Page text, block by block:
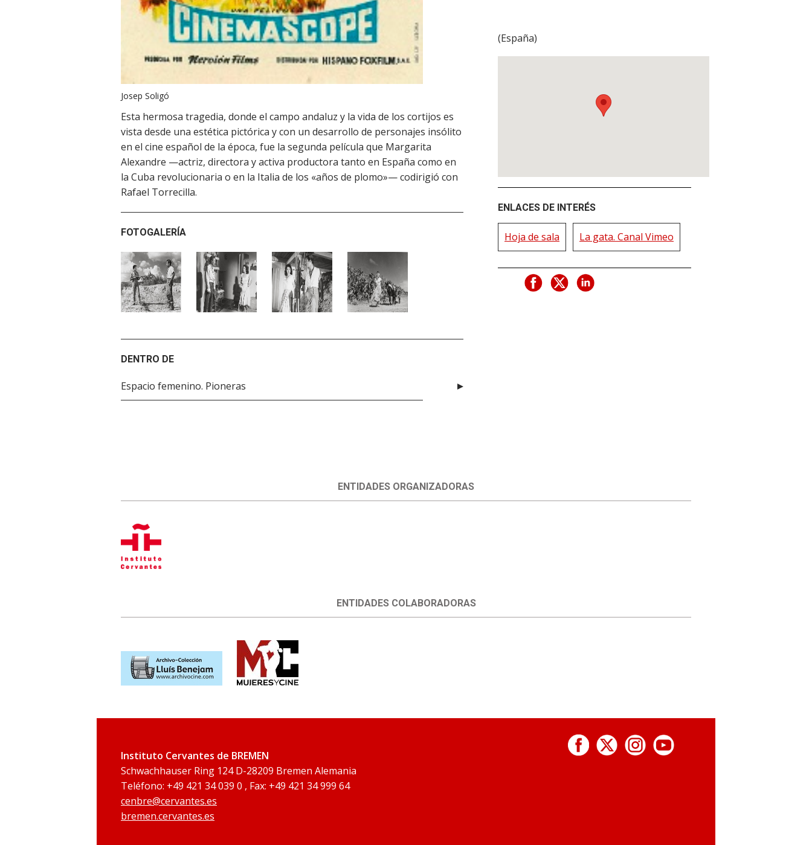
Josep Soligó
Esta hermosa tragedia, donde el campo andaluz y la vida de los cortijos es
vista desde una estética pictórica y con un desarrollo de personajes insólito
en el cine español de la época, fue la segunda película que Margarita
Alexandre —actriz, directora y activa productora tanto en España como en
la Cuba revolucionaria o en la Italia de los «años de plomo»— codirigió con
Rafael Torrecilla.
FOTOGALERÍA
DENTRO DE
Espacio femenino. Pioneras
(España)
ENLACES DE INTERÉS
Hoja de sala La gata. Canal Vimeo
ENTIDADES ORGANIZADORAS
ENTIDADES COLABORADORAS
Instituto Cervantes de BREMEN
Schwachhauser Ring 124 D-28209 Bremen Alemania
Teléfono: +49 421 34 039 0 , Fax: +49 421 34 999 64
cenbre@cervantes.es
bremen.cervantes.es